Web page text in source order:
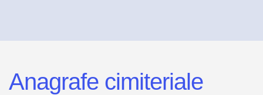
Anagrafe cimiteriale